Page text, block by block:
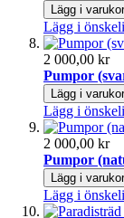
Lägg i
Lägg i
2 000,00 kr
Pumpor
Lägg i
Lägg i
2 000,00 kr
Pumpor
Lägg i
Lägg i